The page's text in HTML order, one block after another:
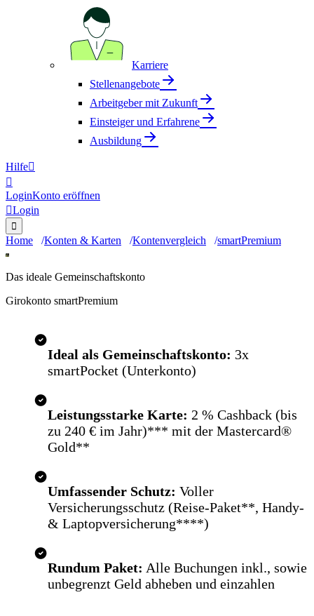
Karriere
Stellenangebote
Arbeitgeber mit Zukunft
Einsteiger und Erfahrene
Ausbildung
Hilfe

LoginKonto eröffnen
Login

Home Konten & Karten Kontenvergleich smartPremium
Das ideale Gemeinschaftskonto
Girokonto smartPremium
Ideal als Gemeinschaftskonto: 3x
smartPocket (Unterkonto)
Leistungsstarke Karte: 2 % Cashback (bis
zu 240 € im Jahr)*** mit der Mastercard®
Gold**
Umfassender Schutz: Voller
Versicherungsschutz (Reise-Paket**, Handy-
& Laptopversicherung****)
Rundum Paket: Alle Buchungen inkl., sowie
unbegrenzt Geld abheben und einzahlen